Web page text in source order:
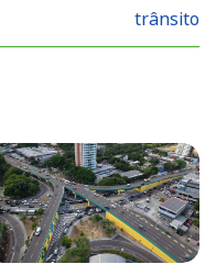
trânsito